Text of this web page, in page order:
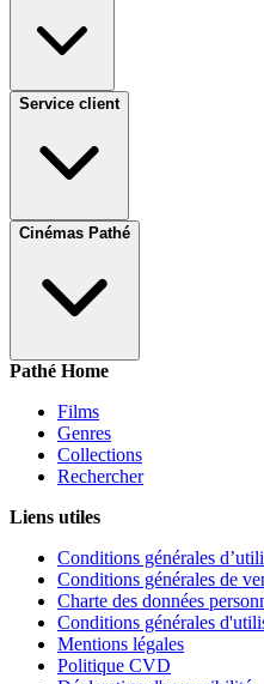
Service client
Cinémas Pathé
Pathé Home
Films
Genres
Collections
Rechercher
Liens utiles
Conditions générales
Conditions générales de
Charte des données
Conditions générales
Mentions légales
Politique CVD